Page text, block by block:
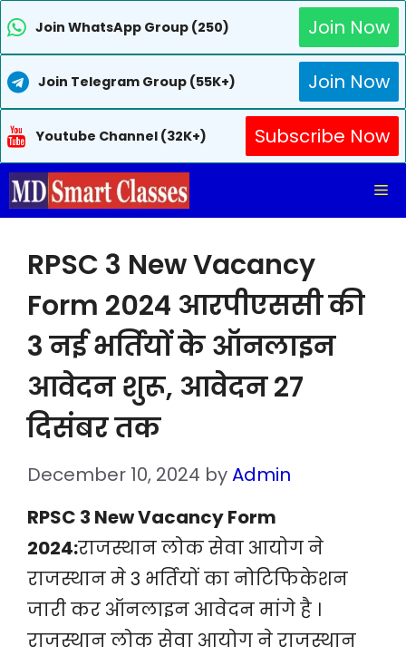
Join WhatsApp Group (250) Join Now
Join Telegram Group (55K+) Join Now
Youtube Channel (32K+)
Subscribe Now
Skip
to
RPSC 3 New Vacancy
Form 2024 आरपीएससी की
3 नई भर्तियों के ऑनलाइन
आवेदन शुरू, आवेदन 27
दिसंबर तक
December 10, 2024 byAdmin
RPSC 3 New Vacancy Form
2024:राजस्थान लोक सेवा आयोग ने
राजस्थान मे 3 भर्तियों का नोटिफिकेशन
जारी कर ऑनलाइन आवेदन मांगे है ।
राजस्थान लोक सेवा आयोग ने राजस्थान